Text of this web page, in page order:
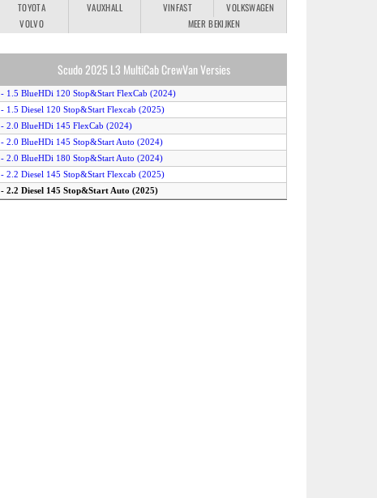
TOYOTA
VAUXHALL VINFAST
VOLKSWAGEN
VOLVO
MEER BEKIJKEN
Scudo 2025 L3 MultiCab CrewVan Versies
- 1.5 BlueHDi 120 Stop&Start FlexCab (2024)
- 1.5 Diesel 120 Stop&Start Flexcab (2025)
- 2.0 BlueHDi 145 FlexCab (2024)
- 2.0 BlueHDi 145 Stop&Start Auto (2024)
- 2.0 BlueHDi 180 Stop&Start Auto (2024)
- 2.2 Diesel 145 Stop&Start Flexcab (2025)
- 2.2 Diesel 145 Stop&Start Auto (2025)